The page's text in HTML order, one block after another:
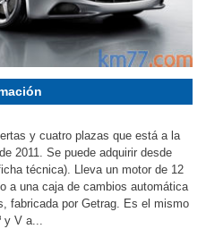
y cuatro plazas que está a la
2011. Se puede adquirir desde
técnica). Lleva un motor de 12
a una caja de cambios automática
fabricada por Getrag. Es el mismo
y V a...